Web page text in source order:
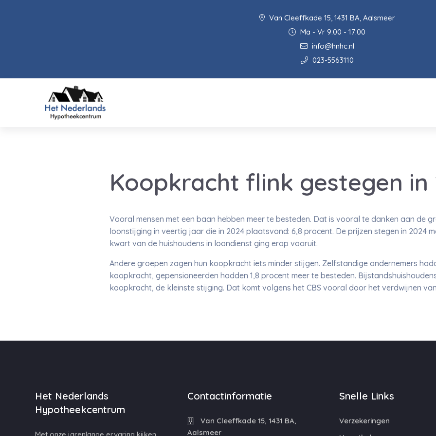
Van Cleeffkade 15, 1431 BA, Aalsmeer
Ma - Vr 9:00 - 17:00
info@hnhc.nl
023-5563110
Koopkracht flink gestegen in
Vooral mensen met een baan hebben meer te besteden. Dat is vooral te danken aan de
loonstijging in veertig jaar die in 2024 plaatsvond: 6,8 procent. De prijzen stegen in 2024
kwart van de huishoudens in loondienst ging erop vooruit.
Andere groepen zagen hun koopkracht iets minder stijgen. Zelfstandige ondernemers
koopkracht, gepensioneerden hadden 1,8 procent meer te besteden.
koopkracht, de kleinste stijging. Dat komt volgens het CBS vooral door het verdwijnen
Het Nederlands
Hypotheekcentrum
Contactinformatie
Van Cleeffkade 15, 1431 BA,
Aalsmeer
Snelle Links
Verzekeringen